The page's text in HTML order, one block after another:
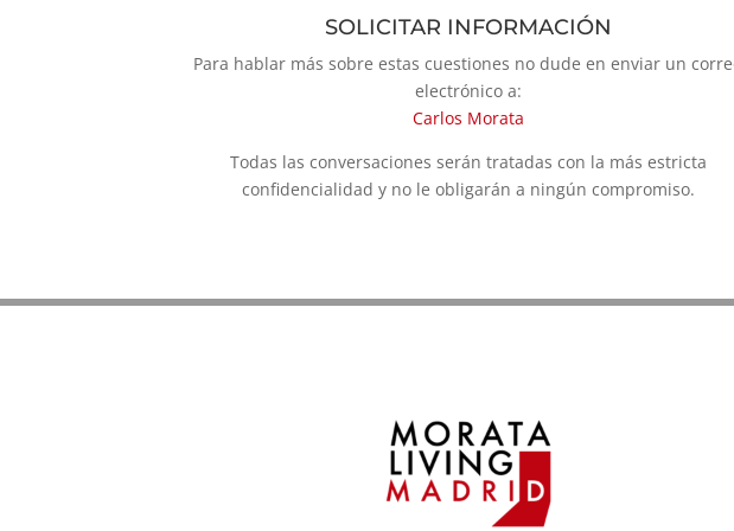
SOLICITAR INFORMACIÓN
Para hablar más sobre estas cuestiones no dude en enviar un
electrónico a:
Carlos Morata
Todas las conversaciones serán tratadas con la más estricta
confidencialidad y no le obligarán a ningún compromiso.